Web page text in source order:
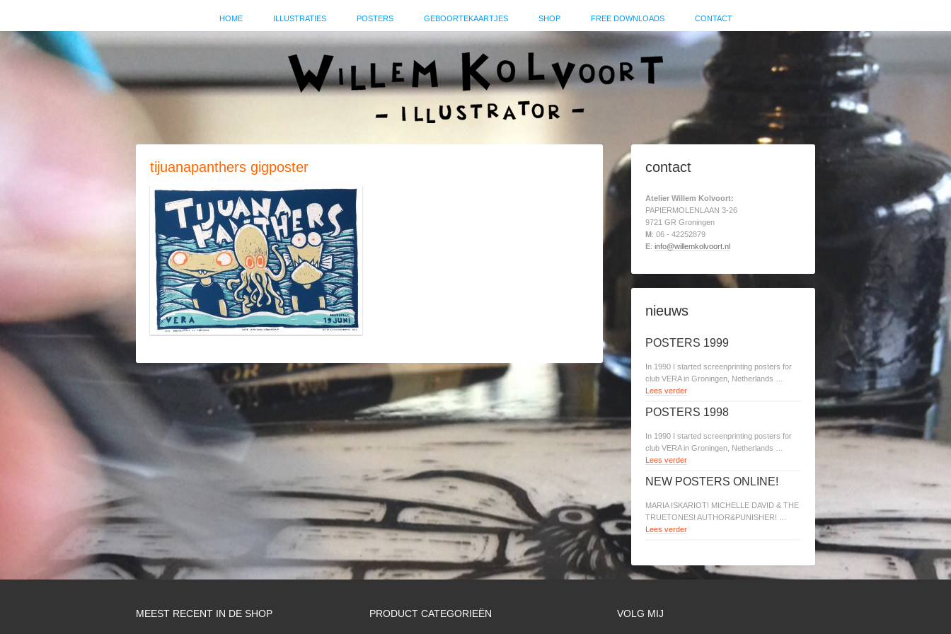
HOME ILLUSTRATIES POSTERS GEBOORTEKAARTJES SHOP FREE DOWNLOADS CONTACT
tijuanapanthers gigposter contact
Atelier Willem Kolvoort:
PAPIERMOLENLAAN 3-26
9721 GR Groningen
M: 06 - 42252879
E: info@willemkolvoort.nl
nieuws
POSTERS 1999
In 1990 I started screenprinting posters for
club VERA in Groningen, Netherlands …
Lees verder
POSTERS 1998
In 1990 I started screenprinting posters for
club VERA in Groningen, Netherlands …
Lees verder
NEW POSTERS ONLINE!
MARIA ISKARIOT! MICHELLE DAVID & THE
TRUETONES! AUTHOR&PUNISHER! …
Lees verder
MEEST RECENT IN DE SHOP PRODUCT CATEGORIEËN VOLG MIJ